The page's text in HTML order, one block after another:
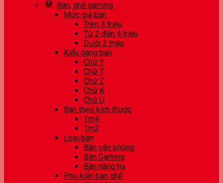
Bàn, ghế gaming
Mức giá bàn
Trên 4 triệu
Từ 2 đến 4 triệu
Dưới 2 triệu
Kiểu dáng bàn
Chữ Y
Chữ T
Chữ Z
Chữ K
Chữ U
Bàn theo kích thước
1m4
1m2
Loại bàn
Bàn văn phòng
Bàn Gaming
Bàn nâng hạ
Phụ kiện bàn ghế